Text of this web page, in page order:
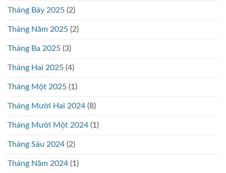
Tháng Bảy 2025 (2)
Tháng Năm 2025 (2)
Tháng Ba 2025 (3)
Tháng Hai 2025 (4)
Tháng Một 2025 (1)
Tháng Mười Hai 2024 (8)
Tháng Mười Một 2024 (1)
Tháng Sáu 2024 (2)
Tháng Năm 2024 (1)